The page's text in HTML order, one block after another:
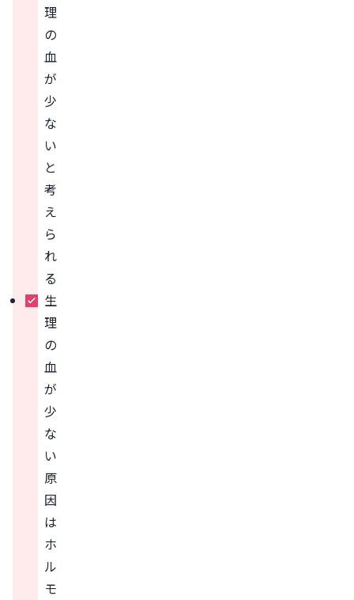
理
の
血
が
少
な
い
と
考
え
ら
れ
る
生
理
の
血
が
少
な
い
原
因
は
ホ
ル
モ